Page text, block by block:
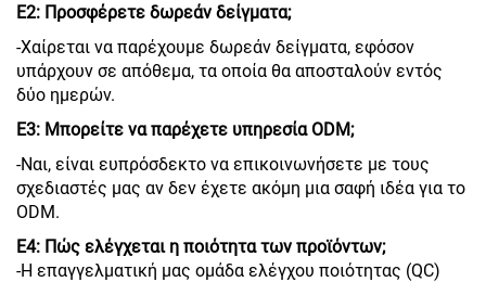
Ε2: Προσφέρετε δωρεάν δείγματα;
-Χαίρεται να παρέχουμε δωρεάν δείγματα, εφόσον
υπάρχουν σε απόθεμα, τα οποία θα αποσταλούν εντός
δύο ημερών.
Ε3: Μπορείτε να παρέχετε υπηρεσία ODM;
-Ναι, είναι ευπρόσδεκτο να επικοινωνήσετε με τους
σχεδιαστές μας αν δεν έχετε ακόμη μια σαφή ιδέα για το
ODM.
Ε4: Πώς ελέγχεται η ποιότητα των προϊόντων;
-Η επαγγελματική μας ομάδα ελέγχου ποιότητας (QC)